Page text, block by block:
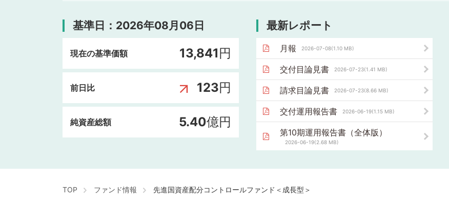
基準日：2026年08月06日
現在の基準価額 13,841円
前日比 123円
純資産総額 5.40億円
最新レポート
月報 2026-07-08(1.10 MB)
交付目論見書 2026-07-23(1.41 MB)
請求目論見書 2026-07-23(8.66 MB)
交付運用報告書 2026-06-19(1.15 MB)
第10期運用報告書（全体版）
2026-06-19(2.68 MB)
TOP ファンド情報 先進国資産配分コントロールファンド＜成長型＞